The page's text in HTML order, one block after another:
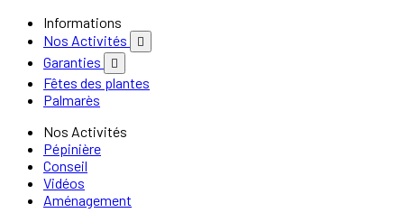
Informations
Nos Activités

Garanties 
Fêtes des plantes
Palmarès
Nos Activités
Pépinière
Conseil
Vidéos
Aménagement